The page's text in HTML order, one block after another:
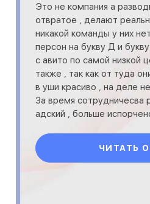
Это не компания а
отвратое , делают
никакой команды у них
персон на букву Д и
с авито по самой низкой
также , так как от туда
в уши красиво , на деле
За время сотрудничесва
адский , больше
ЧИТАТЬ